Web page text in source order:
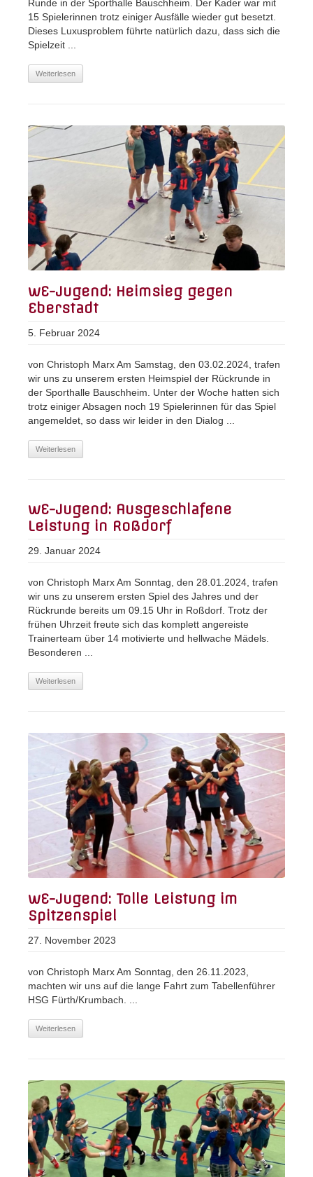
Runde in der Sporthalle Bauschheim. Der Kader war mit
15 Spielerinnen trotz einiger Ausfälle wieder gut besetzt.
Dieses Luxusproblem führte natürlich dazu, dass sich die
Spielzeit ...
Weiterlesen
wE-Jugend: Heimsieg gegen
Eberstadt
5. Februar 2024
von Christoph Marx Am Samstag, den 03.02.2024, trafen
wir uns zu unserem ersten Heimspiel der Rückrunde in
der Sporthalle Bauschheim. Unter der Woche hatten sich
trotz einiger Absagen noch 19 Spielerinnen für das Spiel
angemeldet, so dass wir leider in den Dialog ...
Weiterlesen
wE-Jugend: Ausgeschlafene
Leistung in Roßdorf
29. Januar 2024
von Christoph Marx Am Sonntag, den 28.01.2024, trafen
wir uns zu unserem ersten Spiel des Jahres und der
Rückrunde bereits um 09.15 Uhr in Roßdorf. Trotz der
frühen Uhrzeit freute sich das komplett angereiste
Trainerteam über 14 motivierte und hellwache Mädels.
Besonderen ...
Weiterlesen
wE-Jugend: Tolle Leistung im
Spitzenspiel
27. November 2023
von Christoph Marx Am Sonntag, den 26.11.2023,
machten wir uns auf die lange Fahrt zum Tabellenführer
HSG Fürth/Krumbach. ...
Weiterlesen